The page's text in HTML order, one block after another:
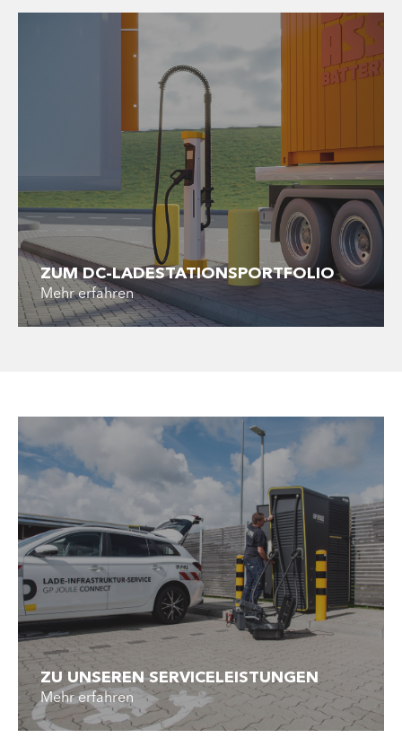
ZUM DC-LADESTATIONSPORTFOLIO
Mehr erfahren
ZU UNSEREN SERVICELEISTUNGEN
Mehr erfahren